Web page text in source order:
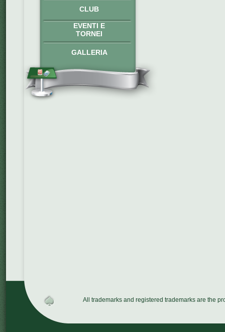
CLUB
EVENTI E
TORNEI
GALLERIA
All trademarks and registered trademarks are the